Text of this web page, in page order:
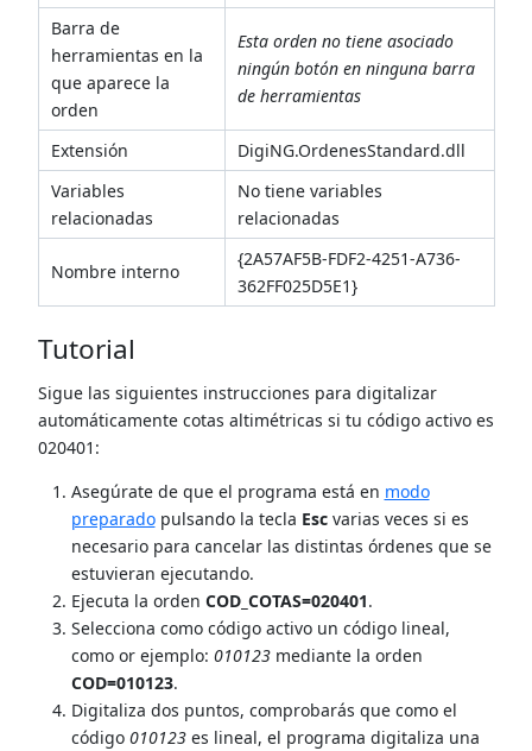
Barra de
herramientas en la
que aparece la
orden
Esta orden no tiene asociado
ningún botón en ninguna barra
de herramientas
Extensión
DigiNG.OrdenesStandard.dll
Variables
relacionadas
No tiene variables
relacionadas
Nombre interno
{2A57AF5B-FDF2-4251-A736-
362FF025D5E1}
Tutorial
Sigue las siguientes instrucciones para digitalizar
automáticamente cotas altimétricas si tu código activo es
020401:
Asegúrate de que el programa está en modo
preparadopulsando la tecla Escvarias veces si es
necesario para cancelar las distintas órdenes que se
estuvieran ejecutando.
Ejecuta la orden COD_COTAS=020401.
Selecciona como código activo un código lineal,
como or ejemplo: 010123mediante la orden
COD=010123.
Digitaliza dos puntos, comprobarás que como el
código 010123es lineal, el programa digitaliza una